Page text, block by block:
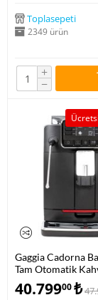
Toplasepeti
2349 ürün
+
−
Gaggia Cadorna
Tam Otomatik
RI9602/01
40.79900₺